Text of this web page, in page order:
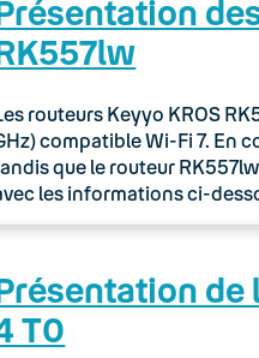
routeurs Keyyo KROS
compatible Wi-Fi 7. En
que le routeur
les informations ci-
de
T0